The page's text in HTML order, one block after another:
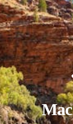
主
目
錄
必
訪
景
點